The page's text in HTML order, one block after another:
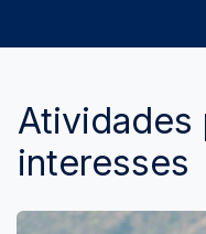
Atividades
interesses